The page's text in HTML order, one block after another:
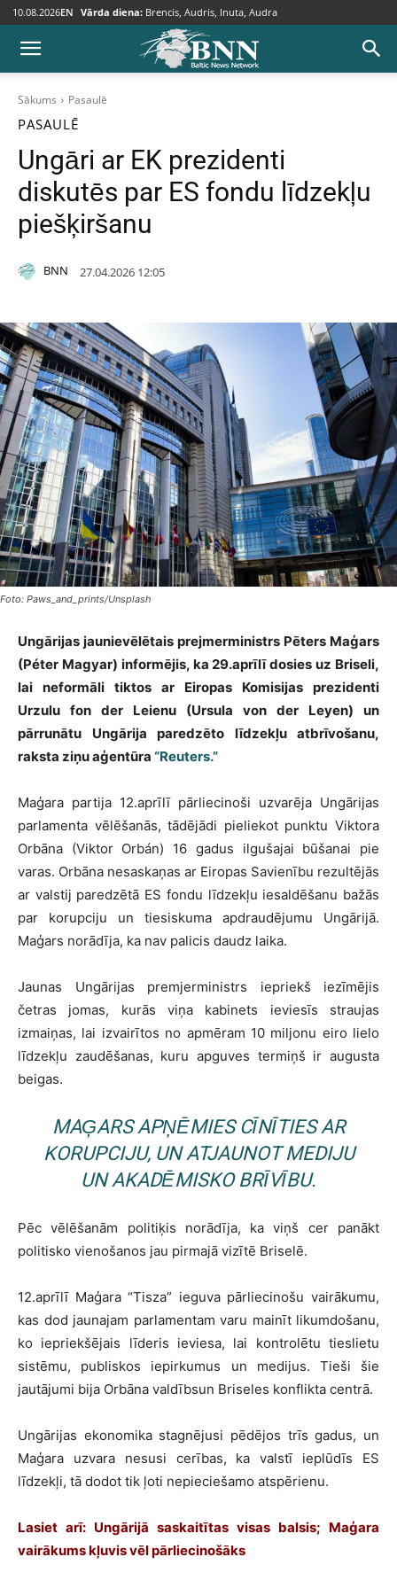
10.08.2026EN Vārda diena: Brencis, Audris, Inuta, Audra
Sākums Pasaulē
PASAULĒ
Ungāri ar EK prezidenti
diskutēs par ES fondu līdzekļu
piešķiršanu
BNN 27.04.2026 12:05
Foto: Paws_and_prints/Unsplash
Ungārijas jaunievēlētais prejmerministrs Pēters Maģars
(Péter Magyar) informējis, ka 29.aprīlī dosies uz Briseli,
lai neformāli tiktos ar Eiropas Komisijas prezidenti
Urzulu fon der Leienu (Ursula von der Leyen) un
pārrunātu Ungārija paredzēto līdzekļu atbrīvošanu,
raksta ziņu aģentūra “Reuters.”
Maģara partija 12.aprīlī pārliecinoši uzvarēja Ungārijas
parlamenta vēlēšanās, tādējādi pieliekot punktu Viktora
Orbāna (Viktor Orbán) 16 gadus ilgušajai būšanai pie
varas. Orbāna nesaskaņas ar Eiropas Savienību rezultējās
ar valstij paredzētā ES fondu līdzekļu iesaldēšanu bažās
par korupciju un tiesiskuma apdraudējumu Ungārijā.
Maģars norādīja, ka nav palicis daudz laika.
Jaunas Ungārijas premjerministrs iepriekš iezīmējis
četras jomas, kurās viņa kabinets ieviesīs straujas
izmaiņas, lai izvairītos no apmēram 10 miljonu eiro lielo
līdzekļu zaudēšanas, kuru apguves termiņš ir augusta
beigas.
MAĢARS APŅĒMIES CĪNĪTIES AR
KORUPCIJU, UN ATJAUNOT MEDIJU
UN AKADĒMISKO BRĪVĪBU.
Pēc vēlēšanām politiķis norādīja, ka viņš cer panākt
politisko vienošanos jau pirmajā vizītē Briselē.
12.aprīlī Maģara “Tisza” ieguva pārliecinošu vairākumu,
kas dod jaunajam parlamentam varu mainīt likumdošanu,
ko iepriekšējais līderis ieviesa, lai kontrolētu tieslietu
sistēmu, publiskos iepirkumus un medijus. Tieši šie
jautājumi bija Orbāna valdībsun Briseles konflikta centrā.
Ungārijas ekonomika stagnējusi pēdējos trīs gadus, un
Maģara uzvara nesusi cerības, ka valstī ieplūdīs ES
līdzekļi, tā dodot tik ļoti nepieciešamo atspērienu.
Lasiet arī: Ungārijā saskaitītas visas balsis; Maģara
vairākums kļuvis vēl pārliecinošāks